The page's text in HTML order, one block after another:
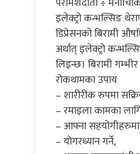
इलेक्ट्रो कन्भल्सिङ
डिप्रेसनको बिरामी
अर्थात् इलेक्ट्रो
लिइन्छ। बिरामी
रोकथामका उपाय
– शारीरीक रुपमा
– रमाइला कामका
– आफ्ना
– योगरध्यान गर्ने,